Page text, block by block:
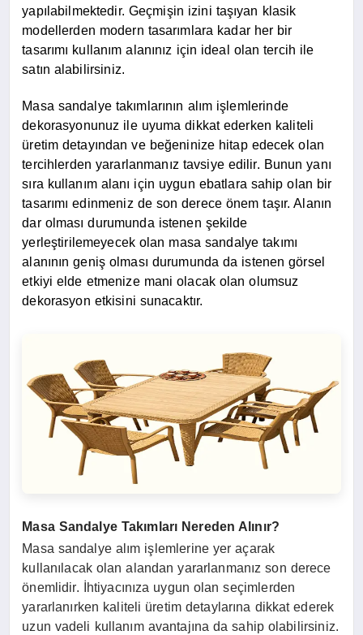
yapılabilmektedir. Geçmişin izini taşıyan klasik
modellerden modern tasarımlara kadar her bir
tasarımı kullanım alanınız için ideal olan tercih ile
satın alabilirsiniz.
Masa sandalye takımlarının alım işlemlerinde
dekorasyonunuz ile uyuma dikkat ederken kaliteli
üretim detayından ve beğeninize hitap edecek olan
tercihlerden yararlanmanız tavsiye edilir. Bunun yanı
sıra kullanım alanı için uygun ebatlara sahip olan bir
tasarımı edinmeniz de son derece önem taşır. Alanın
dar olması durumunda istenen şekilde
yerleştirilemeyecek olan masa sandalye takımı
alanının geniş olması durumunda da istenen görsel
etkiyi elde etmenize mani olacak olan olumsuz
dekorasyon etkisini sunacaktır.
Masa Sandalye Takımları Nereden Alınır?
Masa sandalye alım işlemlerine yer açarak
kullanılacak olan alandan yararlanmanız son derece
önemlidir. İhtiyacınıza uygun olan seçimlerden
yararlanırken kaliteli üretim detaylarına dikkat ederek
uzun vadeli kullanım avantajına da sahip olabilirsiniz.